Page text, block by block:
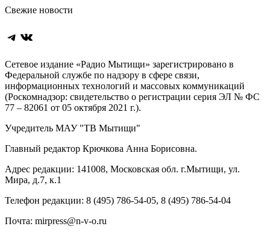
Свежие новости
Telegram
ВКонтакте
Сетевое издание «Радио Мытищи» зарегистрировано в
Федеральной службе по надзору в сфере связи,
информационных технологий и массовых коммуникаций
(Роскомнадзор: свидетельство о регистрации серия ЭЛ № ФС
77 – 82061 от 05 октября 2021 г.).
Учредитель МАУ "ТВ Мытищи"
Главный редактор Крючкова Анна Борисовна.
Адрес редакции: 141008, Московская обл. г.Мытищи, ул.
Мира, д.7, к.1
Телефон редакции: 8 (495) 786-54-05, 8 (495) 786-54-04
Почта: mirpress@n-v-o.ru